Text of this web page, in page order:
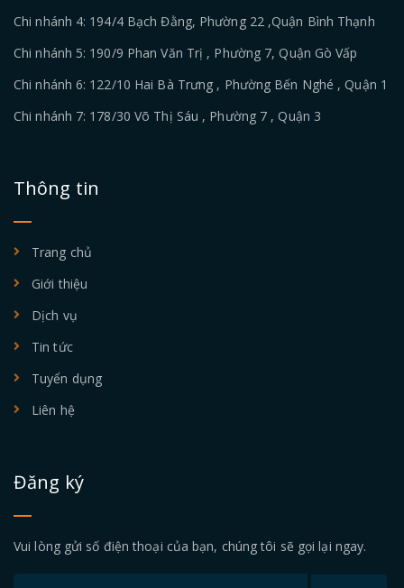
Chi nhánh 4: 194/4 Bạch Đằng, Phường 22 ,Quận Bình Thạnh
Chi nhánh 5: 190/9 Phan Văn Trị , Phường 7, Quận Gò Vấp
Chi nhánh 6: 122/10 Hai Bà Trưng , Phường Bến Nghé , Quận 1
Chi nhánh 7: 178/30 Võ Thị Sáu , Phường 7 , Quận 3
Thông tin
Trang chủ
Giới thiệu
Dịch vụ
Tin tức
Tuyển dụng
Liên hệ
Đăng ký
Vui lòng gửi số điện thoại của bạn, chúng tôi sẽ gọi lại ngay.